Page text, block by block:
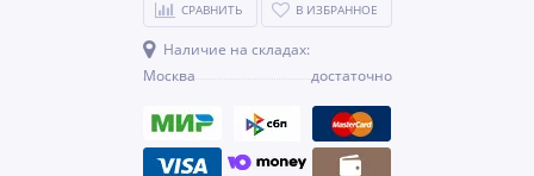
СРАВНИТЬ В ИЗБРАННОЕ
Наличие на складах:
Москва
достаточно